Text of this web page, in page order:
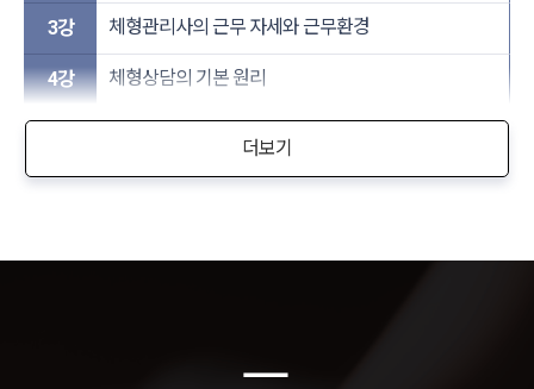
3강 체형관리사의 근무 자세와 근무환경
4강 체형상담의 기본 원리
더보기